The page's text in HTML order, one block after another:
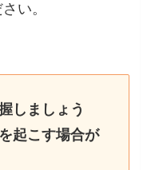
い。
しましょう
起こす場合が